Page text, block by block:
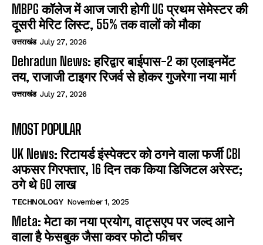
MBPG कॉलेज में आज जारी होगी UG प्रथम सेमेस्टर की
दूसरी मेरिट लिस्ट, 55% तक वालों को मौका
उत्तराखंड July 27, 2026
Dehradun News: हरिद्वार बाईपास-2 का एलाइनमेंट
तय, राजाजी टाइगर रिजर्व से होकर गुजरेगा नया मार्ग
उत्तराखंड July 27, 2026
MOST POPULAR
UK News: रिटायर्ड इंस्पेक्टर को ठगने वाला फर्जी CBI
अफसर गिरफ्तार, 16 दिन तक किया डिजिटल अरेस्ट;
ठगे थे 60 लाख
TECHNOLOGY November 1, 2025
Meta: मेटा का नया प्रयोग, वाट्सएप पर जल्द आने
वाला है फेसबुक जैसा कवर फोटो फीचर